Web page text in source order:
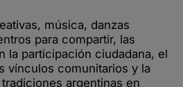
música, danzas
para compartir, las
la participación ciudadana, el
vínculos comunitarios y la
argentinas en